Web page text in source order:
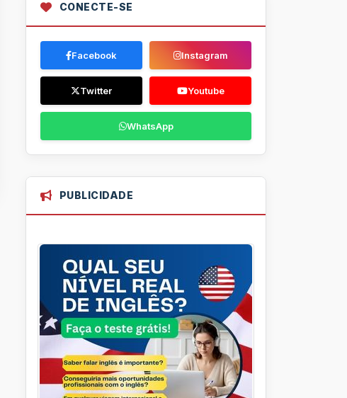
CONECTE-SE
Facebook Instagram
Twitter Youtube
WhatsApp
PUBLICIDADE